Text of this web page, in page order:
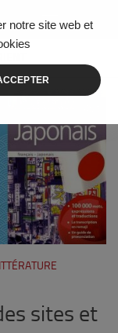
notre site web et
sites et